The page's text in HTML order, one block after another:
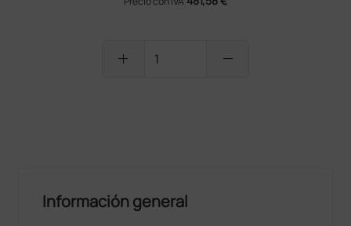
add remove
Información general